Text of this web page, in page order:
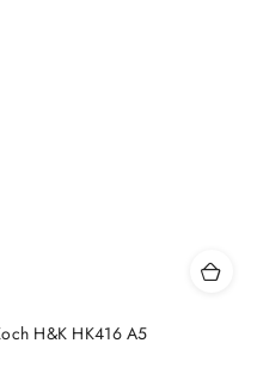
H&K HK416 A5